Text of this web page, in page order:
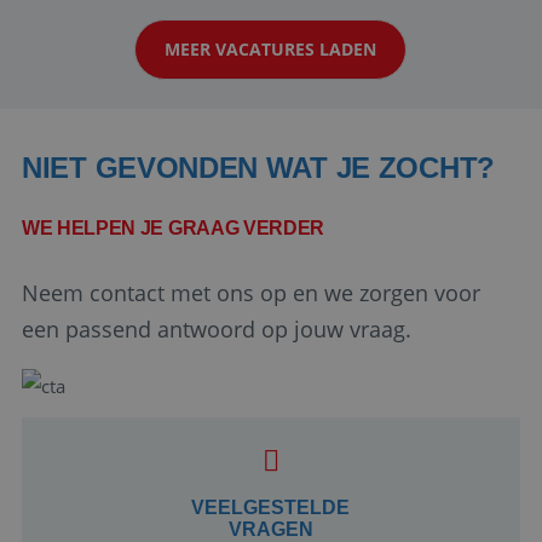
klanten te overtuigen om die droomreis te
boeken! ...
MEER VACATURES LADEN
NIET GEVONDEN WAT JE ZOCHT?
WE HELPEN JE GRAAG VERDER
Neem contact met ons op en we zorgen voor
een passend antwoord op jouw vraag.
VEELGESTELDE
VRAGEN
Google Privacy Policy